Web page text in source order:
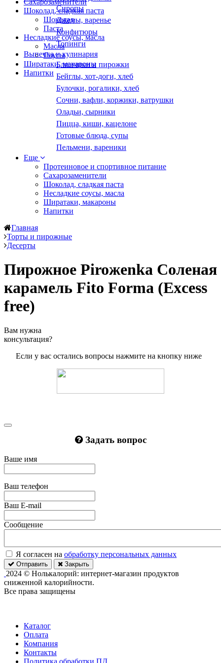
Сахарозаменители
Шоколад, сладкая паста
Шоколад
Паста
Несладкие соусы, масла
Масла
Соусы
Ширатаки, макароны
Напитки
Сиропы
Джемы, варенье
Конфитюры
Топинги
Выпечка и кулинария
Блинчики и пирожки
Бейглы, хот-доги, хлеб
Булочки, рогалики, хлеб
Сочни, вафли, коржики, ватрушки
Оладьи, сырники
Пицца, киши, кацелоне
Готовые блюда, супы
Пельмени, вареники
Еще
Протеиновое и спортивное питание
Сахарозаменители
Шоколад, сладкая паста
Несладкие соусы, масла
Ширатаки, макароны
Напитки
Главная
Торты и пирожные
Десерты
Пирожное Piroжenka Соленая
карамель Fito Forma (Excess
free)
Вам нужна
консультация?
Если у вас остались вопросы нажмите на кнопку ниже
Задать вопрос
Ваше имя
Ваш телефон
Ваш E-mail
Сообщение
Я согласен на обработку персональных данных
Отправить Закрыть
2024 © Нолькалорий: интернет-магазин продуктов
сниженной калорийности.
Все права защищены
Каталог
Оплата
Компания
Контакты
Политика обработки ПД